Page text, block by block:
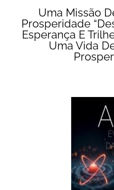
Uma Missão
Prosperidade
Esperança E
Uma Vida